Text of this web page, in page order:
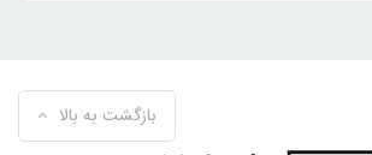
بازگشت به بالا